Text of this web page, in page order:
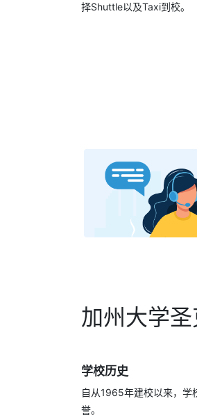
择Shuttle以及Taxi到校。
加州大学
学校历史
自从1965年建校以来，学
誉。